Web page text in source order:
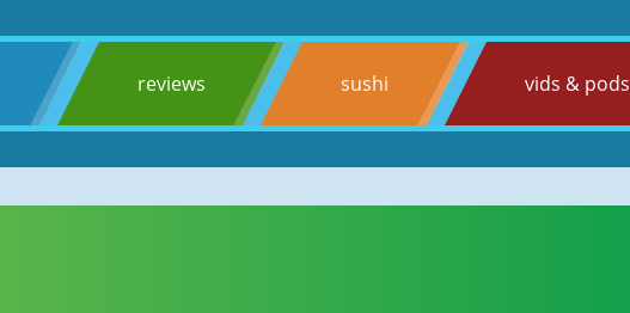
reviews sushi vids & pods